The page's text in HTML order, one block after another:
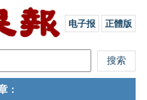
电子报 正體版
：